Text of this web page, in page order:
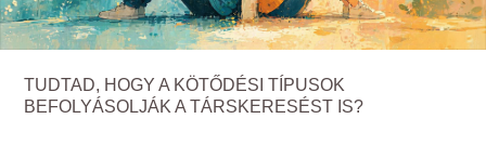
TUDTAD, HOGY A KÖTŐDÉSI TÍPUSOK
BEFOLYÁSOLJÁK A TÁRSKERESÉST IS?